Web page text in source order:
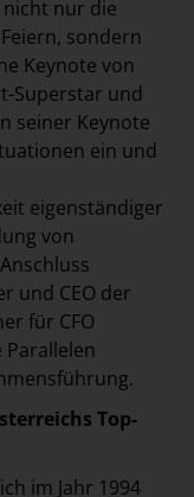
nicht nur die
sondern
Keynote von
Superstar und
seiner Keynote
ein und
eigenständiger
von
und CEO der
für CFO
Parallelen
Top-
im Jahr 1994